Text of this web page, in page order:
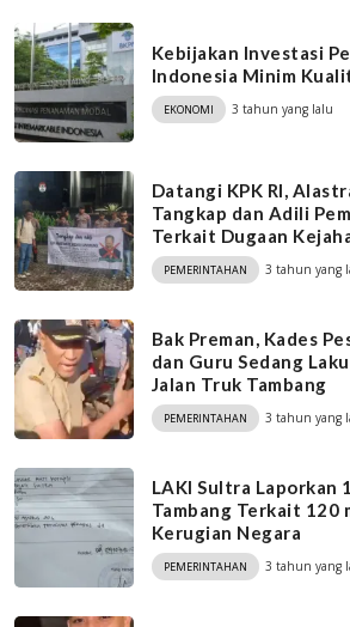
Kebijakan Investasi
Indonesia Minim
EKONOMI 3 tahun yang lalu
Datangi KPK RI,
Tangkap dan Adili
Terkait Dugaan
PEMERINTAHAN 3 tahun yang
Bak Preman, Kades
dan Guru Sedang
Jalan Truk Tambang
PEMERINTAHAN 3 tahun yang
LAKI Sultra Laporkan
Tambang Terkait 120
Kerugian Negara
PEMERINTAHAN 3 tahun yang